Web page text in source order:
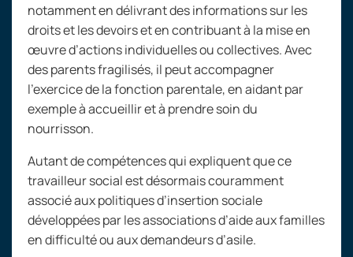
notamment en délivrant des informations sur les
droits et les devoirs et en contribuant à la mise en
œuvre d’actions individuelles ou collectives. Avec
des parents fragilisés, il peut accompagner
l’exercice de la fonction parentale, en aidant par
exemple à accueillir et à prendre soin du
nourrisson.
Autant de compétences qui expliquent que ce
travailleur social est désormais couramment
associé aux politiques d’insertion sociale
développées par les associations d’aide aux familles
en difficulté ou aux demandeurs d’asile.